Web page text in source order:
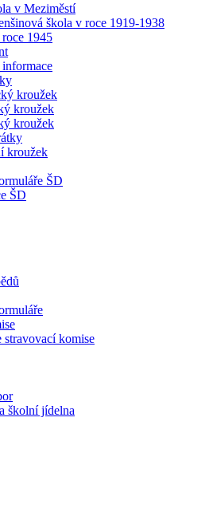
v Meziměstí
škola v roce 1919-1938
1945
kroužek
kroužek
kroužek
kroužek
ŠD
ŠD
stravovací komise
školní jídelna